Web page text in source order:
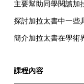
主要幫助同學閱讀加
探討加拉太書中一些
簡介加拉太書在學術
課程內容